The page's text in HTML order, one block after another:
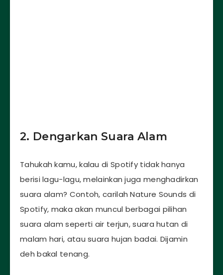
2. Dengarkan Suara Alam
Tahukah kamu, kalau di Spotify tidak hanya
berisi lagu-lagu, melainkan juga menghadirkan
suara alam? Contoh, carilah Nature Sounds di
Spotify, maka akan muncul berbagai pilihan
suara alam seperti air terjun, suara hutan di
malam hari, atau suara hujan badai. Dijamin
deh bakal tenang.